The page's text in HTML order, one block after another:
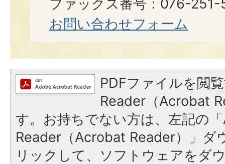
ファックス番号：076-
お問い合わせフォーム
PDFファイルを閲
Reader（Acrobat
す。お持ちでない方は、左記の
Reader（Acrobat Reader）」ダ
リックして、ソフトウェアをダ